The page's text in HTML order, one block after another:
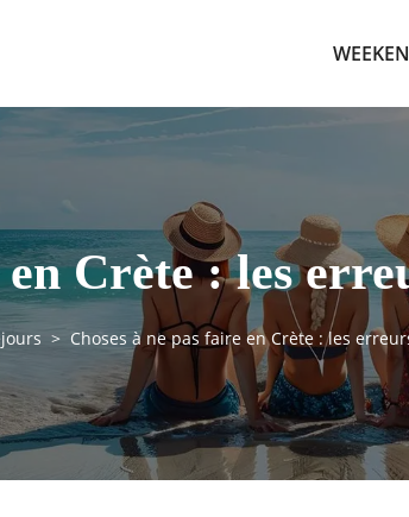
en Crète : les
Choses à ne pas faire en Crète : les